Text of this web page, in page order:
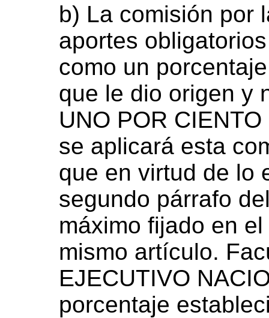
b) La comisión por
aportes
como un
que le dio origen y
UNO POR
se aplicará esta
que en virtud de lo
segundo párrafo
máximo fijado en
mismo artículo.
EJECUTIVO
porcentaje